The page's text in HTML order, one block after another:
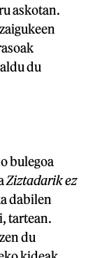
askotan.
du
bulegoa
Ziztadarik ez
dabilen
tartean.
du